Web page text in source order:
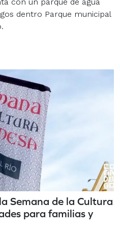
dentro Parque municipal
Semana de la Cultura
para familias y